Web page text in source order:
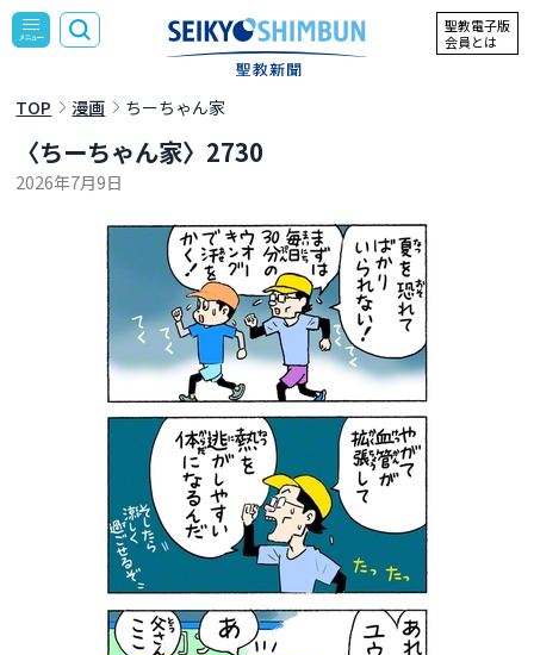
聖教電子版
会員とは
TOP 漫画 ちーちゃん家
〈ちーちゃん家〉2730
2026年7月9日